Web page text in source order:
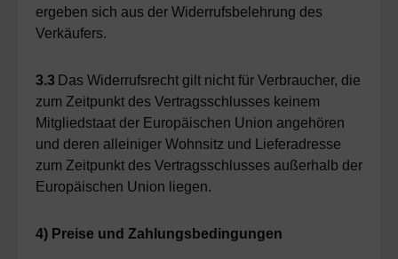
ergeben sich aus der Widerrufsbelehrung des
Verkäufers.
3.3 Das Widerrufsrecht gilt nicht für Verbraucher, die
zum Zeitpunkt des Vertragsschlusses keinem
Mitgliedstaat der Europäischen Union angehören
und deren alleiniger Wohnsitz und Lieferadresse
zum Zeitpunkt des Vertragsschlusses außerhalb der
Europäischen Union liegen.
4) Preise und Zahlungsbedingungen